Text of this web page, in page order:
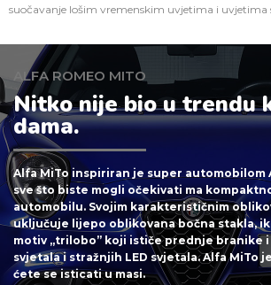
suočavanje lošim vremenskim uvjetima i uvjetima
ALFA ROMEO MITO
Nitko nije bio u trendu
dama.
Alfa MiTo inspiriran je super automobilom
sve što biste mogli očekivati ma
automobilu. Svojim karakterističnim
uključuje lijepo oblikovana bočna stakla,
motiv „trilobo” koji ističe prednje branike
svjetala i stražnjih LED svjetala. Alfa MiTo
ćete se isticati u masi.